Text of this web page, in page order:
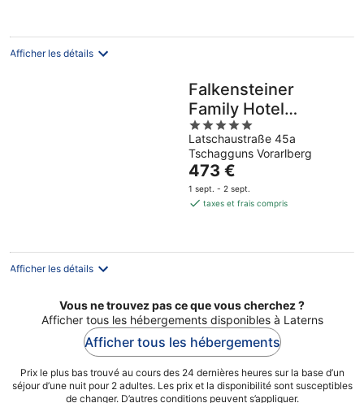
par
Afficher les détails
Falkensteiner
Family Hotel
Montafon - The
Leading Hotels of
the World
5
out
of
5
Latschaustraße 45a
Tschagguns Vorarlberg
Le
prix
est
par
473 €
1 sept. - 2 sept.
taxes et frais compris
Afficher les détails
Vous ne trouvez pas ce que vous cherchez ?
Afficher tous les hébergements disponibles à Laterns
Afficher tous les hébergements
Prix le plus bas trouvé au cours des 24 dernières heures sur la base d’un
séjour d’une nuit pour 2 adultes. Les prix et la disponibilité sont susceptibles
de changer. D’autres conditions peuvent s’appliquer.